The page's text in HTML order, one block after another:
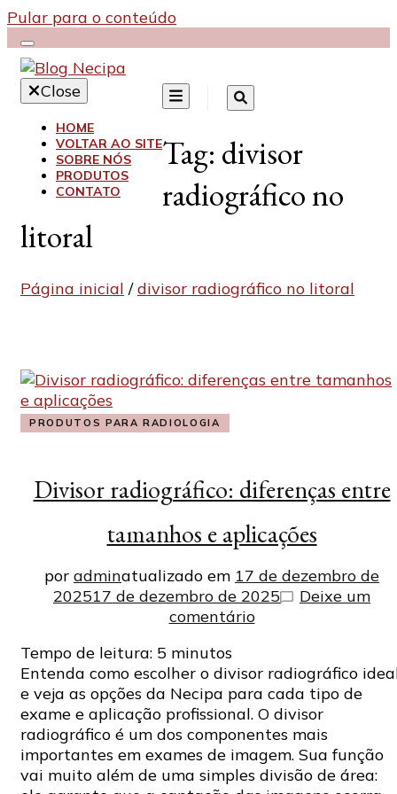
Pular para o conteúdo
Blog Necipa
Close
HOME
VOLTAR AO SITE
SOBRE NÓS
PRODUTOS
CONTATO
Tag: divisor
radiográfico no
litoral
Página inicial / divisor radiográfico no litoral
PRODUTOS PARA RADIOLOGIA
Divisor radiográfico: diferenças entre
tamanhos e aplicações
por adminatualizado em 17 de dezembro de
202517 de dezembro de 2025
Deixe um
comentárioem
diferenças
entre
tamanhos
e
aplicações
Tempo de leitura: 5 minutos
Entenda como escolher o divisor radiográfico
e veja as opções da Necipa para cada tipo de
exame e aplicação profissional. O divisor
radiográfico é um dos componentes mais
importantes em exames de imagem. Sua função
vai muito além de uma simples divisão de área: